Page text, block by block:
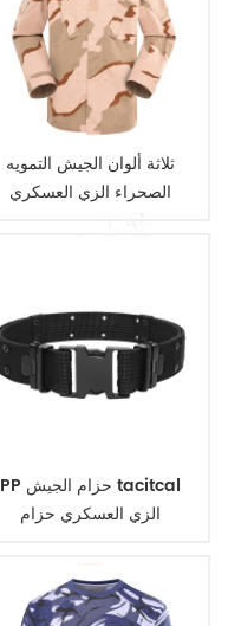
ثلاثة ألوان الجيش التمويه
الصحراء الزي العسكري
PP حزام الجيش tacitcal
الزي العسكري حزام